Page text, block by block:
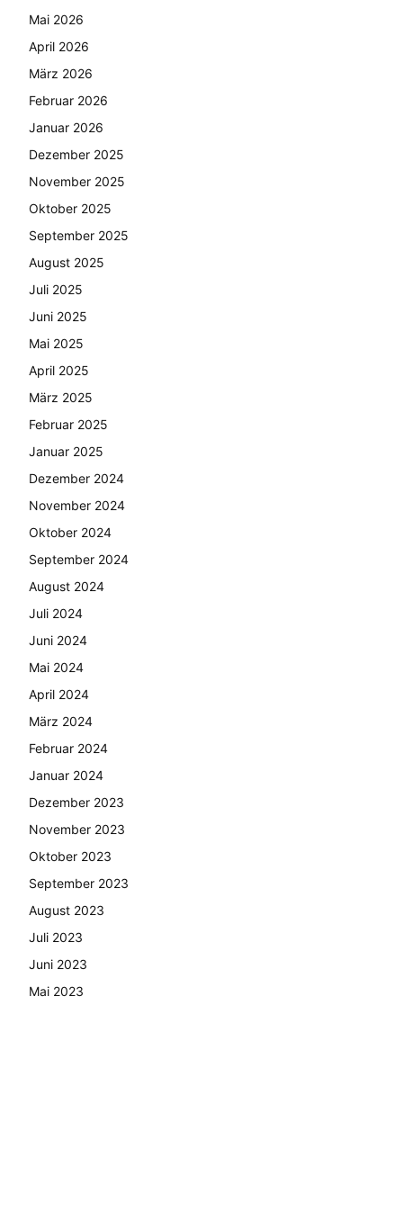
Mai 2026
April 2026
März 2026
Februar 2026
Januar 2026
Dezember 2025
November 2025
Oktober 2025
September 2025
August 2025
Juli 2025
Juni 2025
Mai 2025
April 2025
März 2025
Februar 2025
Januar 2025
Dezember 2024
November 2024
Oktober 2024
September 2024
August 2024
Juli 2024
Juni 2024
Mai 2024
April 2024
März 2024
Februar 2024
Januar 2024
Dezember 2023
November 2023
Oktober 2023
September 2023
August 2023
Juli 2023
Juni 2023
Mai 2023